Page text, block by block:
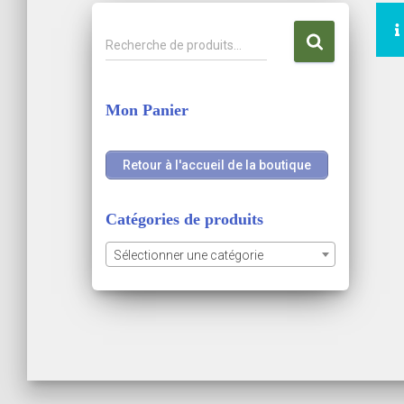
R
e
e
c
h
p
Recherche de produits…
Mon Panier
Retour à l'accueil de la boutique
Catégories de produits
Sélectionner une catégorie